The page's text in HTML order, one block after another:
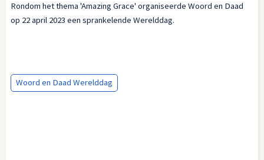
Rondom het thema 'Amazing Grace' organiseerde Woord en Daad
op 22 april 2023 een sprankelende Werelddag.
Woord en Daad Werelddag